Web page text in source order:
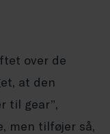
over de
at den
til gear”,
men tilføjer så,